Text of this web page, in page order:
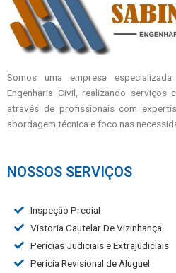
Somos uma empresa
Engenharia Civil, realizando serviços
através de profissionais com
abordagem técnica e foco nas
NOSSOS SERVIÇOS
Inspeção Predial
Vistoria Cautelar De Vizinhança
Perícias Judiciais e Extrajudiciais
Perícia Revisional de Aluguel